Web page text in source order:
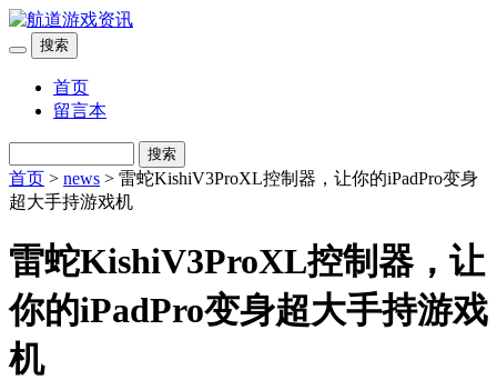
搜索
首页
留言本
搜索
首页 > news > 雷蛇KishiV3ProXL控制器，让你的iPadPro变身
超大手持游戏机
雷蛇KishiV3ProXL控制器，让
你的iPadPro变身超大手持游戏
机